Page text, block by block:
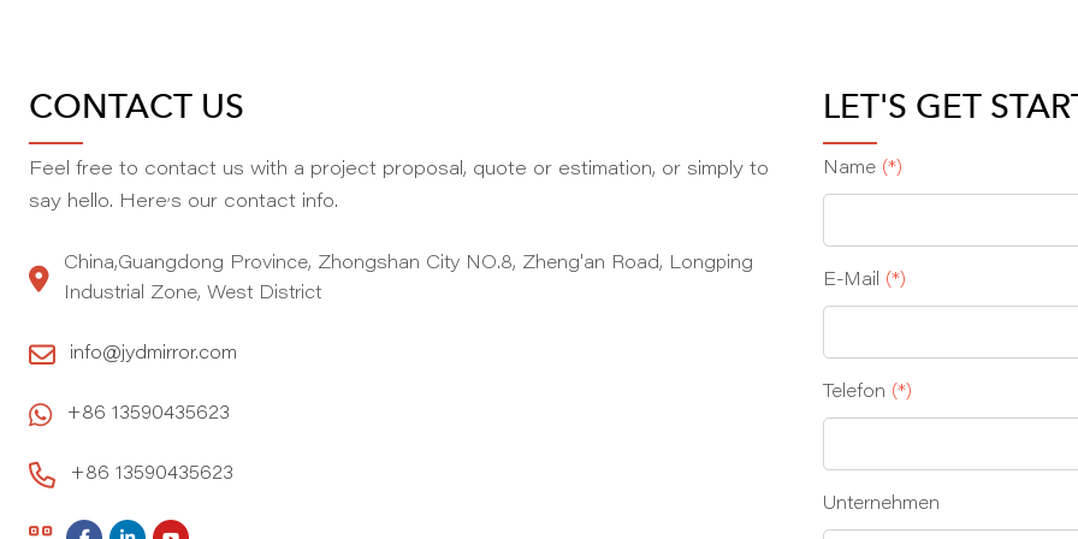
CONTACT US
Feel free to contact us with a project proposal, quote or estimation, or simply to
say hello. Here,s our contact info.
China,Guangdong Province, Zhongshan City NO.8, Zheng'an Road, Longping
Industrial Zone, West District
info@jydmirror.com
+86 13590435623
+86 13590435623
LET'S GET
Name (*)
E‑Mail (*)
Telefon (*)
Unternehmen